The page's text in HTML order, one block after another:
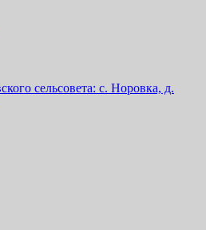
сельсовета: с. Норовка, д.